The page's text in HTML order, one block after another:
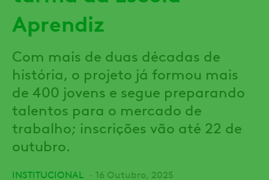
Aprendiz
Com mais de duas décadas de
história, o projeto já formou mais
de 400 jovens e segue preparando
talentos para o mercado de
trabalho; inscrições vão até 22 de
outubro.
INSTITUCIONAL 16 Outubro, 2025